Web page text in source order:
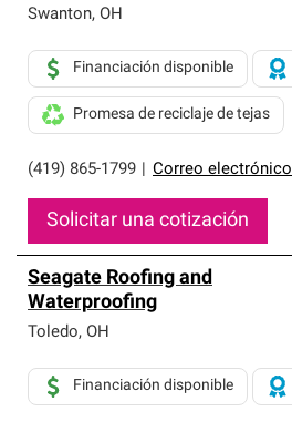
Swanton, OH
(419) 865-1799 Correo electrónico
Financiación disponible
Promesa de reciclaje de tejas
Solicitar una cotización
Seagate Roofing and
Waterproofing
Toledo, OH
Financiación disponible